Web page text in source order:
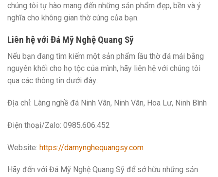
chúng tôi tự hào mang đến những sản phẩm đẹp, bền và ý
nghĩa cho không gian thờ cúng của bạn.
Liên hệ với Đá Mỹ Nghệ Quang Sỹ
Nếu bạn đang tìm kiếm một sản phẩm lầu thờ đá mái bằng
nguyên khối cho họ tộc của mình, hãy liên hệ với chúng tôi
qua các thông tin dưới đây:
Địa chỉ: Làng nghề đá Ninh Vân, Ninh Vân, Hoa Lư, Ninh Bình
Điện thoại/Zalo: 0985.606.452
Website: https://damynghequangsy.com
Hãy đến với Đá Mỹ Nghệ Quang Sỹ để sở hữu những sản